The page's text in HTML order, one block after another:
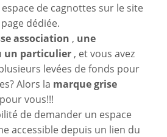
de cagnottes sur le site
dédiée.
association , une
un particulier , et vous avez
levées de fonds pour
Alors la marque grise
vous!!!
de demander un espace
accessible depuis un lien du